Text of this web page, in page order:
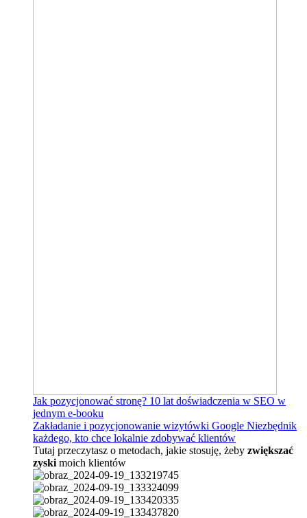
Jak pozycjonować stronę? 10 lat doświadczenia w SEO w
jednym e-booku
Zakładanie i pozycjonowanie wizytówki Google Niezbędnik
każdego, kto chce lokalnie zdobywać klientów
Tutaj przeczytasz o metodach, jakie stosuję, żeby zwiększać
zyski moich klientów